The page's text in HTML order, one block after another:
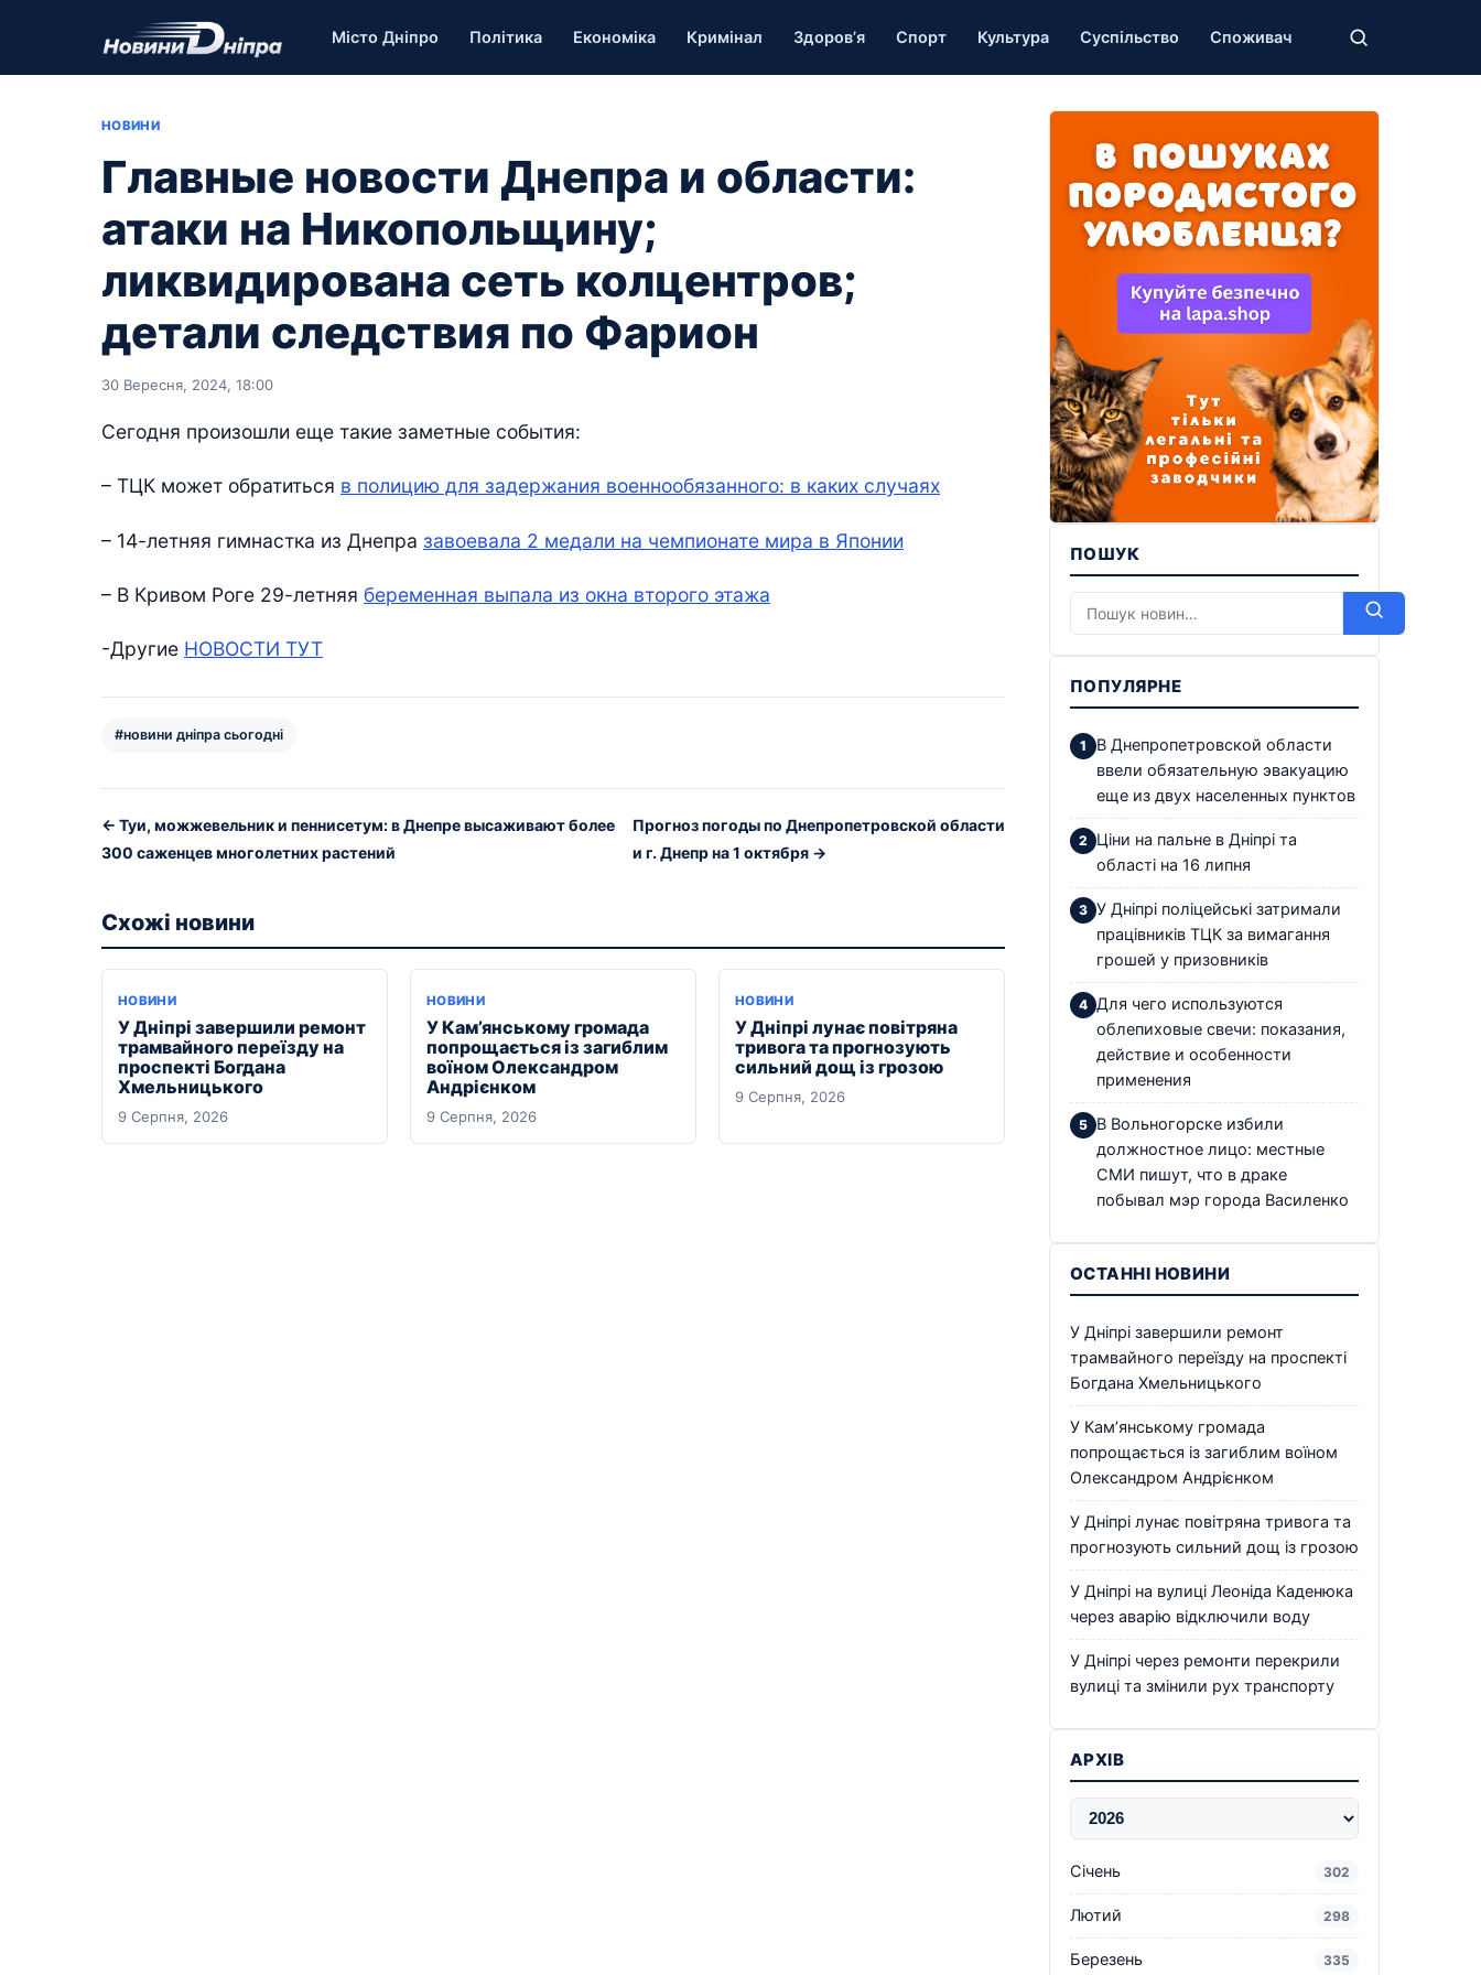
Місто Дніпро Політика Економіка Кримінал Здоров’я Спорт Культура Суспільство Споживач
НОВИНИ
Главные новости Днепра и области:
атаки на Никопольщину;
ликвидирована сеть колцентров;
детали следствия по Фарион
30 Вересня, 2024, 18:00
Сегодня произошли еще такие заметные события:
– ТЦК может обратиться в полицию для задержания военнообязанного: в каких случаях
– 14-летняя гимнастка из Днепра завоевала 2 медали на чемпионате мира в Японии
– В Кривом Роге 29-летняя беременная выпала из окна второго этажа
-Другие НОВОСТИ ТУТ
#новини дніпра сьогодні
← Туи, можжевельник и пеннисетум: в Днепре высаживают более
300 саженцев многолетних растений
Прогноз погоды по Днепропетровской области
и г. Днепр на 1 октября →
Схожі новини
НОВИНИ
У Дніпрі завершили ремонт
трамвайного переїзду на
проспекті Богдана
Хмельницького
9 Серпня, 2026
НОВИНИ
У Кам’янському громада
попрощається із загиблим
воїном Олександром
Андрієнком
9 Серпня, 2026
НОВИНИ
У Дніпрі лунає повітряна
тривога та прогнозують
сильний дощ із грозою
9 Серпня, 2026
ПОШУК
ПОПУЛЯРНЕ
В Днепропетровской области
ввели обязательную эвакуацию
еще из двух населенных пунктов
Ціни на пальне в Дніпрі та
області на 16 липня
У Дніпрі поліцейські затримали
працівників ТЦК за вимагання
грошей у призовників
Для чего используются
облепиховые свечи: показания,
действие и особенности
применения
В Вольногорске избили
должностное лицо: местные
СМИ пишут, что в драке
побывал мэр города Василенко
ОСТАННІ НОВИНИ
У Дніпрі завершили ремонт
трамвайного переїзду на проспекті
Богдана Хмельницького
У Кам’янському громада
попрощається із загиблим воїном
Олександром Андрієнком
У Дніпрі лунає повітряна тривога та
прогнозують сильний дощ із грозою
У Дніпрі на вулиці Леоніда Каденюка
через аварію відключили воду
У Дніпрі через ремонти перекрили
вулиці та змінили рух транспорту
АРХІВ
Січень 302
Лютий 298
Березень 335